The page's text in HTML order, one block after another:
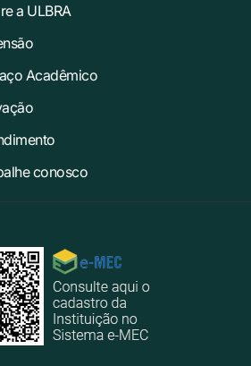
a ULBRA
Acadêmico
conosco